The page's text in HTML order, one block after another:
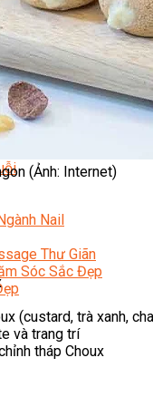
Nghiệp
Nail
Thư Giãn
Sóc Sắc Đẹp
(Ảnh: Internet)
(custard, trà xanh,
và trang trí
tháp Choux